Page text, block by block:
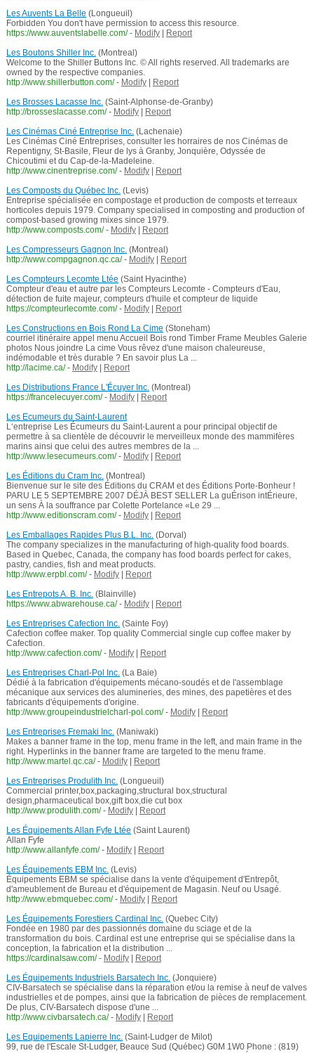
Les Auvents La Belle (Longueuil)
Forbidden You don't have permission to access this resource.
https://www.auventslabelle.com/ - Modify|
Report
Les Boutons Shiller Inc.(Montreal)
Welcome to the Shiller Buttons Inc. © All rights reserved. All trademarks are
owned by the respective companies.
http://www.shillerbutton.com/ - Modify|
Report
Les Brosses Lacasse Inc.(Saint-Alphonse-de-Granby)
http://brosseslacasse.com/ - Modify|
Report
Les Cinémas Ciné Entreprise Inc.(Lachenaie)
Les Cinémas Ciné Entreprises, consulter les horraires de nos Cinémas de
Repentigny, St-Basile, Fleur de lys à Granby, Jonquière, Odyssée de
Chicoutimi et du Cap-de-la-Madeleine.
http://www.cinentreprise.com/ - Modify|
Report
Les Composts du Québec Inc.(Levis)
Entreprise spécialisée en compostage et production de composts et terreaux
horticoles depuis 1979. Company specialised in composting and production of
compost-based growing mixes since 1979.
http://www.composts.com/ - Modify|
Report
Les Compresseurs Gagnon Inc.(Montreal)
http://www.compgagnon.qc.ca/ - Modify|
Report
Les Compteurs Lecomte Ltée (Saint Hyacinthe)
Compteur d'eau et autre par les Compteurs Lecomte - Compteurs d'Eau,
détection de fuite majeur, compteurs d'huile et compteur de liquide
https://compteurlecomte.com/ - Modify|
Report
Les Constructions en Bois Rond La Cime (Stoneham)
courriel itinéraire appel menu Accueil Bois rond Timber Frame Meubles Galerie
photos Nous joindre La cime Vous rêvez d'une maison chaleureuse,
indémodable et très durable ? En savoir plus La ...
http://lacime.ca/ - Modify|
Report
Les Distributions France L'Écuyer Inc.(Montreal)
https://francelecuyer.com/ - Modify|
Report
Les Ecumeurs du Saint-Laurent
L‘entreprise Les Écumeurs du Saint-Laurent a pour principal objectif de
permettre à sa clientèle de découvrir le merveilleux monde des mammifères
marins ainsi que celui des autres membres de la ...
http://www.lesecumeurs.com/ - Modify|
Report
Les Éditions du Cram Inc.(Montreal)
Bienvenue sur le site des Éditions du CRAM et des Éditions Porte-Bonheur !
PARU LE 5 SEPTEMBRE 2007 DÉJÀ BEST SELLER La guÉrison intÉrieure,
un sens À la souffrance par Colette Portelance «Le 29 ...
http://www.editionscram.com/ - Modify|
Report
Les Emballages Rapides Plus B.L. Inc.(Dorval)
The company specializes in the manufacturing of high-quality food boards.
Based in Quebec, Canada, the company has food boards perfect for cakes,
pastry, candies, fish and meat products.
http://www.erpbl.com/ - Modify|
Report
Les Entrepots A. B. Inc.(Blainville)
https://www.abwarehouse.ca/ - Modify|
Report
Les Entreprises Cafection Inc.(Sainte Foy)
Cafection coffee maker. Top quality Commercial single cup coffee maker by
Cafection.
http://www.cafection.com/ - Modify|
Report
Les Entreprises Charl-Pol Inc.(La Baie)
Dédié à la fabrication d'équipements mécano-soudés et de l'assemblage
mécanique aux services des alumineries, des mines, des papetières et des
fabricants d'équipements d'origine.
http://www.groupeindustrielcharl-pol.com/ - Modify|
Report
Les Entreprises Fremaki Inc.(Maniwaki)
Makes a banner frame in the top, menu frame in the left, and main frame in the
right. Hyperlinks in the banner frame are targeted to the menu frame.
http://www.martel.qc.ca/ - Modify|
Report
Les Entreprises Produlith Inc.(Longueuil)
Commercial printer,box,packaging,structural box,structural
design,pharmaceutical box,gift box,die cut box
http://www.produlith.com/ - Modify|
Report
Les Équipements Allan Fyfe Ltée (Saint Laurent)
Allan Fyfe
http://www.allanfyfe.com/ - Modify|
Report
Les Équipements EBM Inc.(Levis)
Équipements EBM se spécialise dans la vente d'équipement d'Entrepôt,
d'ameublement de Bureau et d'équipement de Magasin. Neuf ou Usagé.
http://www.ebmquebec.com/ - Modify|
Report
Les Équipements Forestiers Cardinal Inc.(Quebec City)
Fondée en 1980 par des passionnés domaine du sciage et de la
transformation du bois. Cardinal est une entreprise qui se spécialise dans la
conception, la fabrication et la distribution ...
https://cardinalsaw.com/ - Modify|
Report
Les Équipements Industriels Barsatech Inc.(Jonquiere)
CIV-Barsatech se spécialise dans la réparation et/ou la remise à neuf de valves
industrielles et de pompes, ainsi que la fabrication de pièces de remplacement.
De plus, CIV-Barsatech dispose d'une ...
http://www.civbarsatech.ca/ - Modify|
Report
Les Equipements Lapierre Inc.(Saint-Ludger de Milot)
99, rue de l'Escale St-Ludger, Beauce Sud (Québec) G0M 1W0 Phone : (819)